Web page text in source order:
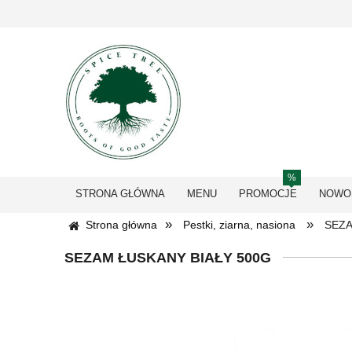
STRONA GŁÓWNA MENU PROMOCJE
Strona główna » Pestki, ziarna, nasiona »
SEZAM ŁUSKANY BIAŁY 500G